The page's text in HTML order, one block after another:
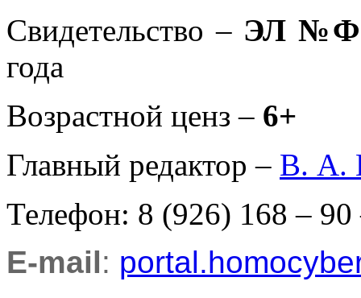
Свидетельство – ЭЛ
года
Возрастной ценз – 6+
Главный редактор – В. А.
Телефон: 8 (926) 168 – 90
E-mail: